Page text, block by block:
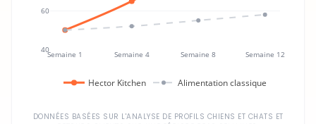
Semaine 1 Semaine 4 Semaine 8 Semaine 12
40
60
Hector Kitchen Alimentation classique
DONNÉES BASÉES SUR L'ANALYSE DE PROFILS CHIENS ET CHATS ET